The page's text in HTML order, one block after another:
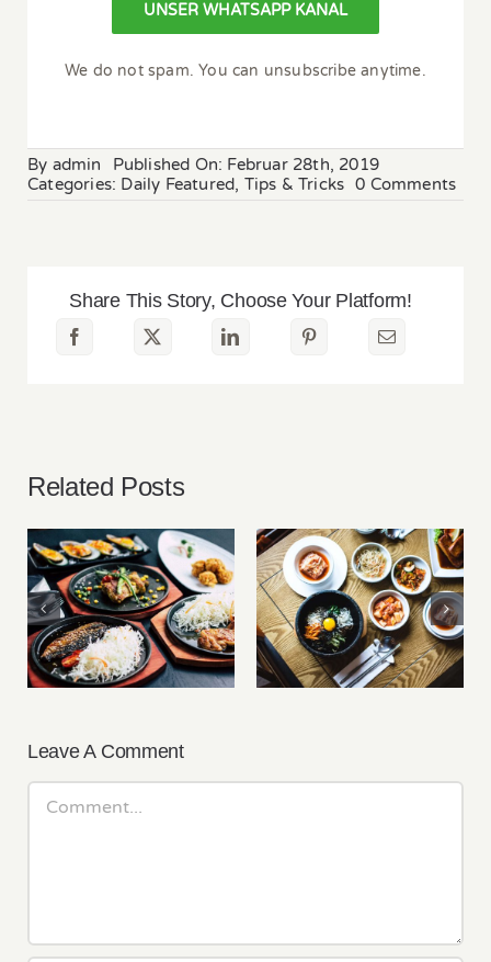
UNSER WHATSAPP KANAL
We do not spam. You can unsubscribe anytime.
By admin
Published On: Februar 28th, 2019
Categories: Daily Featured, Tips & Tricks 0 Commentson
Share This Story, Choose Your Platform!
Related Posts
Roundup: My New
Favourite Recipes
For Healthy Living
Meal Prep: Korean
Bibimbap with
Kimchi
Leave A Comment
Comment